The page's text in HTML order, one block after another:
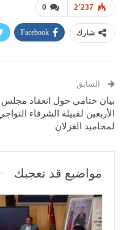
0 2٬237
شارك Facebook
السابق
بيان ختامي حول انعقاد مجلس
الأربعين لقبيلة الشرفاء
لمحاميد الغزلان
مواضيع قد تعجبك